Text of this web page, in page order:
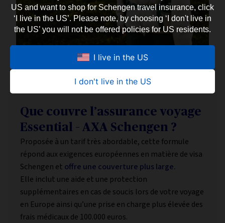
US and want to shop for Schengen travel insurance, click
‘I live in the US’. Please note, by choosing ‘I don't live in
the US’ you will not be offered policies for US residents.
I live in the US
I don't live in the US
Que couvre l’assurance voyage
Essential – AXA Schengen ?
Proposée à un tarif très abordable, cette formule
répond aux exigences européennes en matière de visa
Schengen et offre une couverture plus large.
Elle inclut une aide et une protection
supplémentaires en cas de soucis lors de votre voyage
en Europe ainsi qu’une prise en charge plus élevée des
frais médicaux de 100.000 euros.